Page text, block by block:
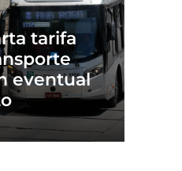
tarifa
eventual